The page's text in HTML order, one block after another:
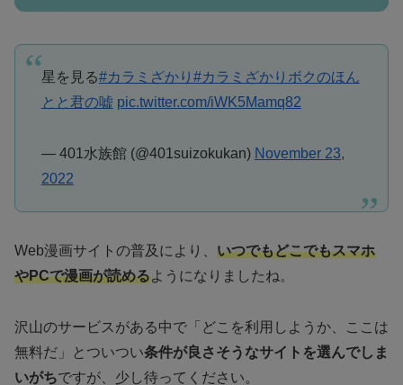
星を見る#カラミざかり #カラミざかりボクのほん
とと君の嘘 pic.twitter.com/iWK5Mamq82
— 401水族館 (@401suizokukan) November 23,
2022
Web漫画サイトの普及により、 いつでもどこでもスマホ
やPCで漫画が読めるようになりましたね。
沢山のサービスがある中で「どこを利用しようか、ここは
無料だ」とついつい条件が良さそうなサイトを選んでしま
いがちですが、少し待ってください。